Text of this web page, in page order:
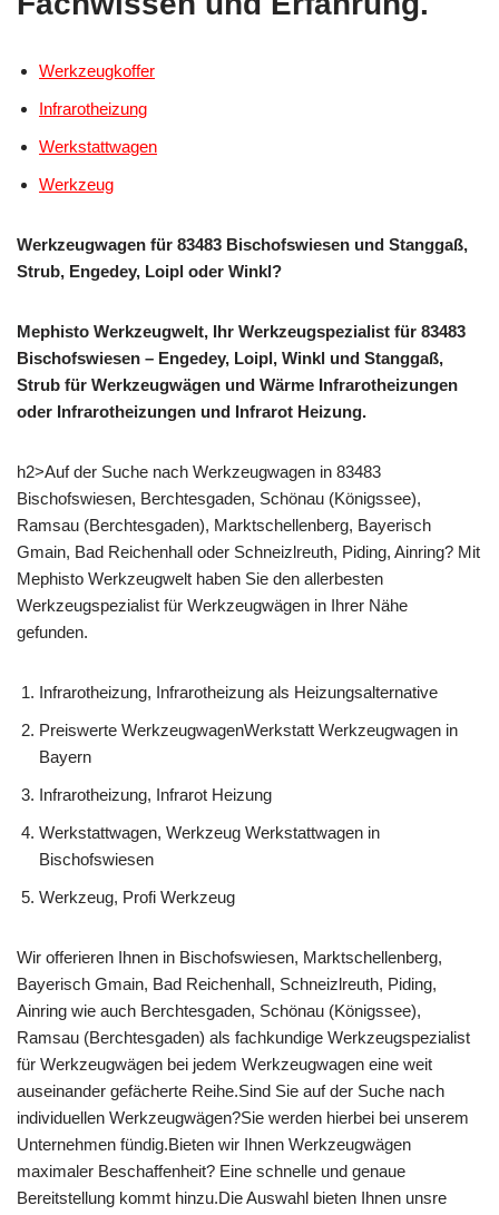
Werkzeugkoffer
Infrarotheizung
Werkstattwagen
Werkzeug
Werkzeugwagen für 83483 Bischofswiesen und Stanggaß,
Strub, Engedey, Loipl oder Winkl?
Mephisto Werkzeugwelt, Ihr Werkzeugspezialist für 83483
Bischofswiesen – Engedey, Loipl, Winkl und Stanggaß,
Strub für Werkzeugwägen und Wärme Infrarotheizungen
oder Infrarotheizungen und Infrarot Heizung.
h2>Auf der Suche nach Werkzeugwagen in 83483
Bischofswiesen, Berchtesgaden, Schönau (Königssee),
Ramsau (Berchtesgaden), Marktschellenberg, Bayerisch
Gmain, Bad Reichenhall oder Schneizlreuth, Piding, Ainring? Mit
Mephisto Werkzeugwelt haben Sie den allerbesten
Werkzeugspezialist für Werkzeugwägen in Ihrer Nähe
gefunden.
Infrarotheizung, Infrarotheizung als Heizungsalternative
Preiswerte WerkzeugwagenWerkstatt Werkzeugwagen in
Bayern
Infrarotheizung, Infrarot Heizung
Werkstattwagen, Werkzeug Werkstattwagen in
Bischofswiesen
Werkzeug, Profi Werkzeug
Wir offerieren Ihnen in Bischofswiesen, Marktschellenberg,
Bayerisch Gmain, Bad Reichenhall, Schneizlreuth, Piding,
Ainring wie auch Berchtesgaden, Schönau (Königssee),
Ramsau (Berchtesgaden) als fachkundige Werkzeugspezialist
für Werkzeugwägen bei jedem Werkzeugwagen eine weit
auseinander gefächerte Reihe.Sind Sie auf der Suche nach
individuellen Werkzeugwägen?Sie werden hierbei bei unserem
Unternehmen fündig.Bieten wir Ihnen Werkzeugwägen
maximaler Beschaffenheit? Eine schnelle und genaue
Bereitstellung kommt hinzu.Die Auswahl bieten Ihnen unsre